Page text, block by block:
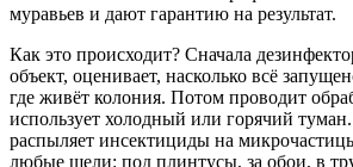
муравьев и дают гарантию на результат.
Как это происходит? Сначала
объект, оценивает, насколько всё
где живёт колония. Потом проводит
использует холодный или горячий
распыляет инсектициды на
любые щели: под плинтусы, за обои, в